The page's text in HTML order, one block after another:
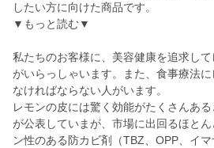
したい方に向けた商品です。
▼もっと読む▼
私たちのお客様に、美容健康を追求し
がいらっしゃいます。また、食事療法
なければならない人がいます。
レモンの皮には驚く効能がたくさんあ
が公表していまが、市場に出回るほと
ン性のある防カビ剤（TBZ、OPP、イ